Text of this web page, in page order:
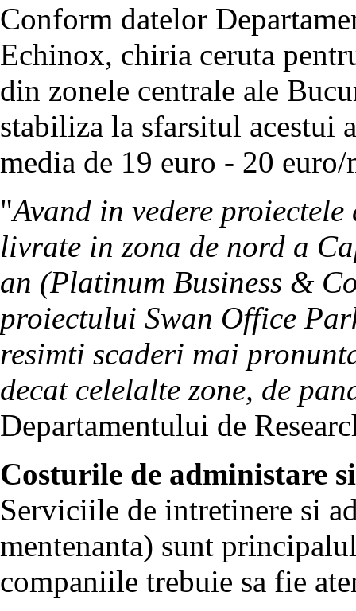
Conform datelor
Echinox, chiria ceruta
din zonele centrale ale
stabiliza la sfarsitul acestui
media de 19 euro - 20
"Avand in vedere
livrate in zona de nord a
an (Platinum Business &
proiectului Swan Office
resimti scaderi mai
decat celelalte zone, de
Departamentului de
Costurile de administare
Serviciile de intretinere si
mentenanta) sunt
companiile trebuie sa fie